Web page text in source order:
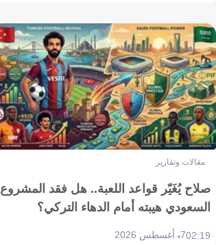
مقالات وتقارير
صلاح يُغَيّر قواعد اللعبة.. هل فقد المشروع
السعودي هيبته أمام الدهاء التركي؟
02:197 أغسطس 2026